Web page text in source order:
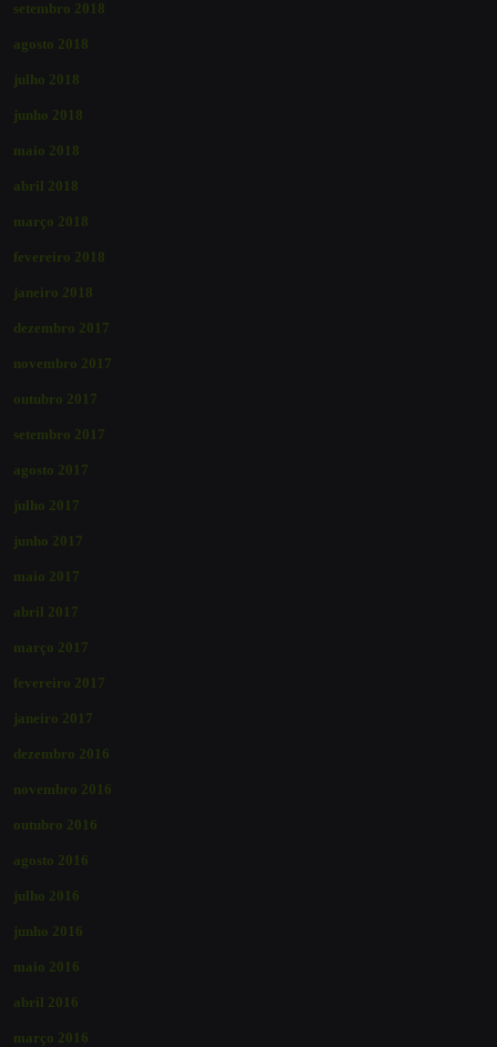
setembro 2018
agosto 2018
julho 2018
junho 2018
maio 2018
abril 2018
março 2018
fevereiro 2018
janeiro 2018
dezembro 2017
novembro 2017
outubro 2017
setembro 2017
agosto 2017
julho 2017
junho 2017
maio 2017
abril 2017
março 2017
fevereiro 2017
janeiro 2017
dezembro 2016
novembro 2016
outubro 2016
agosto 2016
julho 2016
junho 2016
maio 2016
abril 2016
março 2016